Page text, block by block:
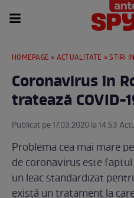
HOMEPAGE » ACTUALITATE »STIRI
Coronavirus în
tratează COVID-
Publicat pe 17.03.2020 la 14:53
Problema cea mai mare
de coronavirus este
un leac standardizat
există un tratament la